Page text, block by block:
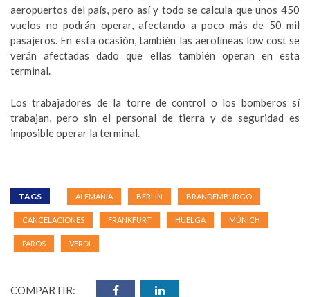
aeropuertos del país, pero así y todo se calcula que unos 450
vuelos no podrán operar, afectando a poco más de 50 mil
pasajeros. En esta ocasión, también las aerolíneas low cost se
verán afectadas dado que ellas también operan en esta
terminal.
Los trabajadores de la torre de control o los bomberos sí
trabajan, pero sin el personal de tierra y de seguridad es
imposible operar la terminal.
TAGS ALEMANIA BERLIN BRANDEMBURGO
CANCELACIONES FRANKFURT HUELGA MÚNICH
PAROS VERDI
COMPARTIR: